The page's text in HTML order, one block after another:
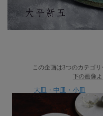
この企画は3つのカテゴリ
下の画像よ
大皿・中皿・小皿